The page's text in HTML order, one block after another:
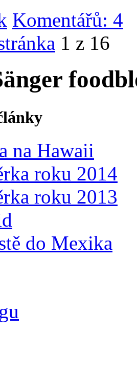
Komentářů: 4
1 z 16
na Hawaii
roku 2014
roku 2013
do Mexika